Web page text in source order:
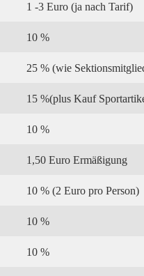
1 -3 Euro (ja nach Tarif)
10 %
25 % (wie
15 %(plus Kauf
10 %
1,50 Euro Ermäßigung
10 % (2 Euro pro Person)
10 %
10 %